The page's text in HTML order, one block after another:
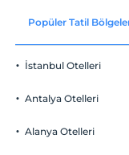
Popüler Tatil
İstanbul Otelleri
Antalya Otelleri
Alanya Otelleri